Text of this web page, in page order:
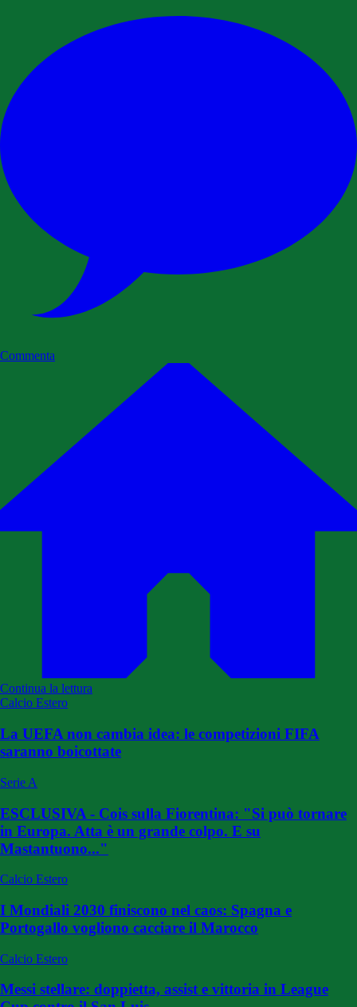
Commenta
Continua la lettura
Calcio Estero
La UEFA non cambia idea: le competizioni FIFA
saranno boicottate
Serie A
ESCLUSIVA - Cois sulla Fiorentina: "Si può tornare
in Europa. Atta è un grande colpo. E su
Mastantuono..."
Calcio Estero
I Mondiali 2030 finiscono nel caos: Spagna e
Portogallo vogliono cacciare il Marocco
Calcio Estero
Messi stellare: doppietta, assist e vittoria in League